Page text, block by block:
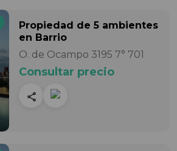
Propiedad de 5 ambientes
en Barrio
O. de Ocampo 3195 7° 701
Consultar precio